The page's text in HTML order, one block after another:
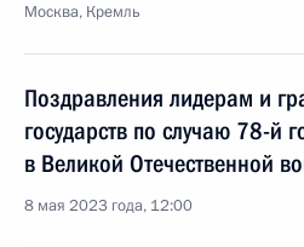
Москва, Кремль
Поздравления лидерам и
государств по случаю 78-й
в Великой Отечественной
8 мая 2023 года, 12:00